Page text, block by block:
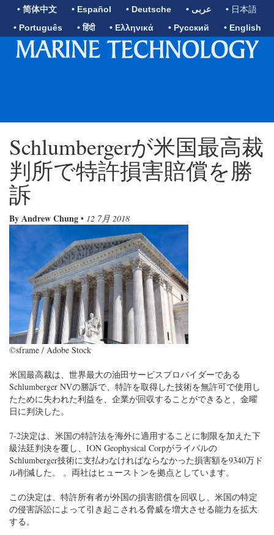
• 简体中文 • Español • Deutsche • عربى
• 日本語
• Português
• हिंदी • Ελληνικά • Русский • English
Schlumbergerが米国最高裁
判所で特許損害賠償を勝
訴
By Andrew Chung • 12 7月 2018
©sframe / Adob​​e Stock
米国最高裁は、世界最大の油田サービスプロバイダーである
Schlumberger NVの勝訴で、特許を取得した技術を無許可で使用し
たために失われた利益を、企業が回収することができると、金曜
日に判決した。
7-2決定は、米国の特許法を海外に適用することに制限を加えた下
級法廷判決を覆し、ION Geophysical Corpがライバルの
Schlumberger技術に支払わなければならなかった損害額を9340万ド
ル削減した。 。両社はヒューストンを拠点としています。
この決定は、特許所有者が外国の損害賠償を回収し、米国の特定
の侵害訴訟によって引き起こされる脅威を増大させる能力を拡大
する。